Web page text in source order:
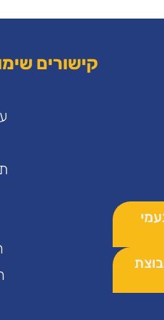
קישורים